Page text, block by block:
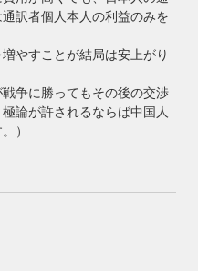
訳者個人本人の利益のみを
やすことが結局は安上がり
戦争に勝ってもその後の交渉
論が許されるならば中国人
）